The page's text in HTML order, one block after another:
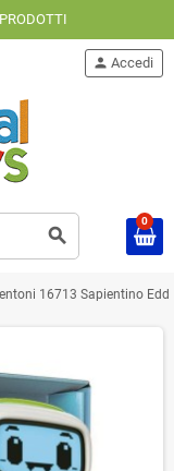
search
person Accedi
0
16713 Sapientino